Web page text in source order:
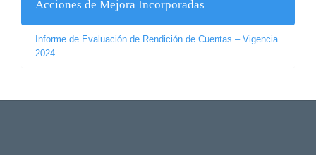
Acciones de Mejora Incorporadas
Informe de Evaluación de Rendición de Cuentas – Vigencia
2024